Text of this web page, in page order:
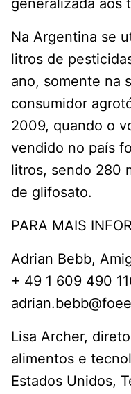
generalizada aos
Na Argentina se
litros de
ano, somente na
consumidor
2009, quando o
vendido no país
litros, sendo 280
de glifosato.
PARA MAIS
Adrian Bebb,
+ 49 1 609 490
Lisa Archer,
alimentos e
Estados Unidos,